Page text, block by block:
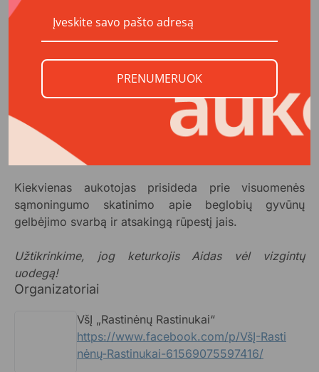
KODĖL TAI SVARBU
siekiant išsaugoti jo gyvybę, bet ir aiški žinutė
visuomenei apie atsakomybę už apleistus ar sužeistus
gyvūnus, suteikiant jiems galimybę gyventi
komfortiškai.
KOKS POVEIKIS
Kiekvienas aukotojas prisideda prie visuomenės
sąmoningumo skatinimo apie beglobių gyvūnų
gelbėjimo svarbą ir atsakingą rūpestį jais.
Užtikrinkime, jog keturkojis Aidas vėl vizgintų
uodegą!
Organizatoriai
VšĮ „Rastinėnų Rastinukai“
https://www.facebook.com/p/VšĮ-Rasti
nėnų-Rastinukai-61569075597416/
PRENUMERUOK